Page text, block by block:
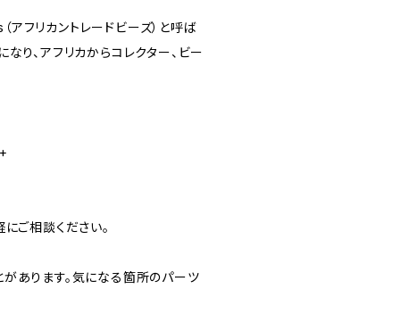
フリカントレードビーズ）と呼ば
り、アフリカからコレクター、ビー
ご相談ください。
あります。気になる箇所のパーツ